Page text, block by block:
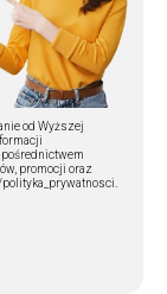
od Wyższej
promocji oraz